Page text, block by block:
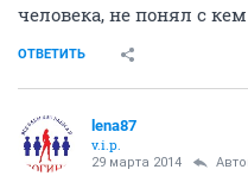
человека, не понял с
ОТВЕТИТЬ
lena87
v.i.p.
29 марта 2014